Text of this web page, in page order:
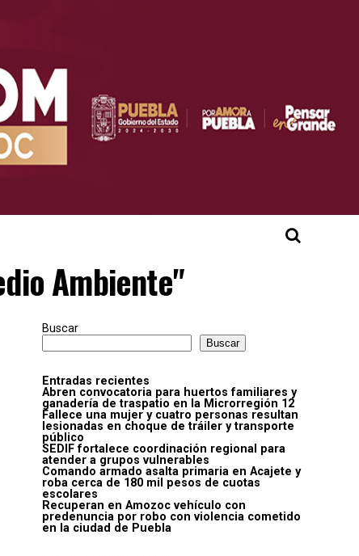
Ambiente"
Buscar
Buscar
Entradas recientes
Abren convocatoria para huertos familiares y
ganadería de traspatio en la Microrregión 12
Fallece una mujer y cuatro personas resultan
lesionadas en choque de tráiler y transporte
público
SEDIF fortalece coordinación regional para
atender a grupos vulnerables
Comando armado asalta primaria en Acajete y
roba cerca de 180 mil pesos de cuotas
escolares
Recuperan en Amozoc vehículo con
predenuncia por robo con violencia cometido
en la ciudad de Puebla